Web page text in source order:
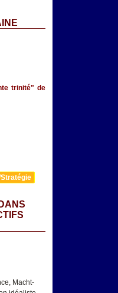
trinité" de
Macht-